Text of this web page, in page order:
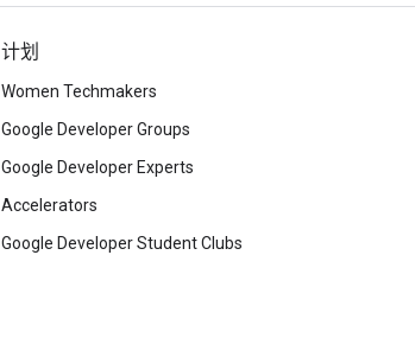
计划
Women Techmakers
Google Developer Groups
Google Developer Experts
Accelerators
Google Developer Student Clubs